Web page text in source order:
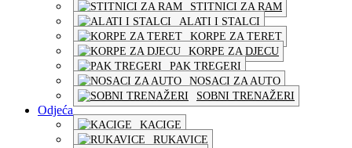
STITNICI ZA RAM
ALATI I STALCI
KORPE ZA TERET
KORPE ZA DJECU
PAK TREGERI
NOSACI ZA AUTO
SOBNI TRENAŽERI
Odjeća
KACIGE
RUKAVICE